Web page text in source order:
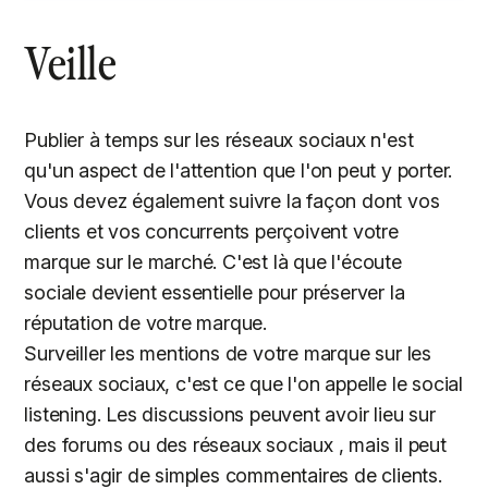
Veille
Publier à temps sur les réseaux sociaux n'est
qu'un aspect de l'attention que l'on peut y porter.
Vous devez également suivre la façon dont vos
clients et vos concurrents perçoivent votre
marque sur le marché. C'est là que l'écoute
sociale devient essentielle pour préserver la
réputation de votre marque.
Surveiller les mentions de votre marque sur les
réseaux sociaux, c'est ce que l'on appelle le social
listening. Les discussions peuvent avoir lieu sur
des forums ou des réseaux sociaux , mais il peut
aussi s'agir de simples commentaires de clients.